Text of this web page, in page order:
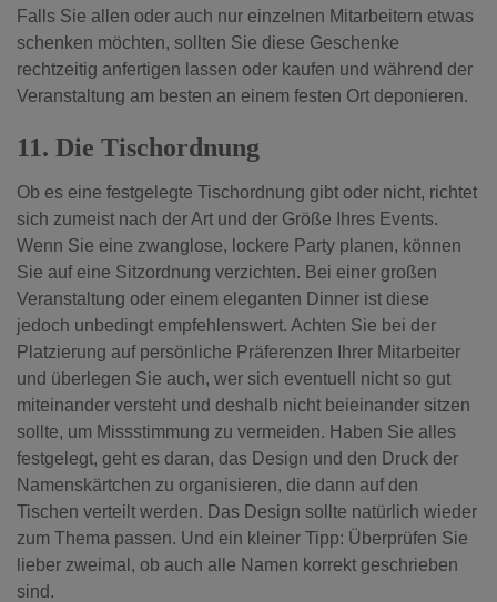
Falls Sie allen oder auch nur einzelnen Mitarbeitern etwas
schenken möchten, sollten Sie diese Geschenke
rechtzeitig anfertigen lassen oder kaufen und während der
Veranstaltung am besten an einem festen Ort deponieren.
11. Die Tischordnung
Ob es eine festgelegte Tischordnung gibt oder nicht, richtet
sich zumeist nach der Art und der Größe Ihres Events.
Wenn Sie eine zwanglose, lockere Party planen, können
Sie auf eine Sitzordnung verzichten. Bei einer großen
Veranstaltung oder einem eleganten Dinner ist diese
jedoch unbedingt empfehlenswert. Achten Sie bei der
Platzierung auf persönliche Präferenzen Ihrer Mitarbeiter
und überlegen Sie auch, wer sich eventuell nicht so gut
miteinander versteht und deshalb nicht beieinander sitzen
sollte, um Missstimmung zu vermeiden. Haben Sie alles
festgelegt, geht es daran, das Design und den Druck der
Namenskärtchen zu organisieren, die dann auf den
Tischen verteilt werden. Das Design sollte natürlich wieder
zum Thema passen. Und ein kleiner Tipp: Überprüfen Sie
lieber zweimal, ob auch alle Namen korrekt geschrieben
sind.